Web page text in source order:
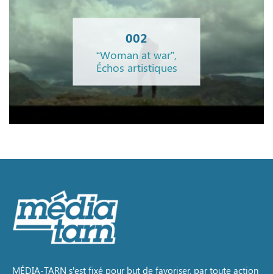
002
“Woman at war”,
Échos artistiques
MÉDIA-TARN s’est fixé pour but de favoriser, par toute action